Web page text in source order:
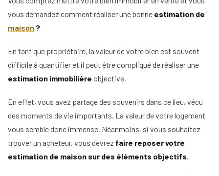
Tous
nos
conseils
tous
nos
conseils
Devenir
mandataire
Comment
agent
Le
salaire
d'un
guides
Le
guide
l'IA
dans
Les métiers
de
l'immobilier
Le
01
Les outils qui permettent de calculer
Notaviz pour votre estimation immobilière
a-t-il des avantages ?
Surestimer son bien immobilier : les
inconvénients
04 Sous-estimer sa maison: un risque à prendre ?
vous demandez comment réaliser une bonne estimation de
maison ?
En tant que propriétaire, la valeur de votre bien est souvent
difficile à quantifier et il peut être compliqué de réaliser une
estimation immobilière objective.
En effet, vous avez partagé des souvenirs dans ce lieu, vécu
des moments de vie importants. La valeur de votre logement
vous semble donc immense. Néanmoins, si vous souhaitez
trouver un acheteur, vous devrez faire reposer votre
estimation de maison sur des éléments objectifs.